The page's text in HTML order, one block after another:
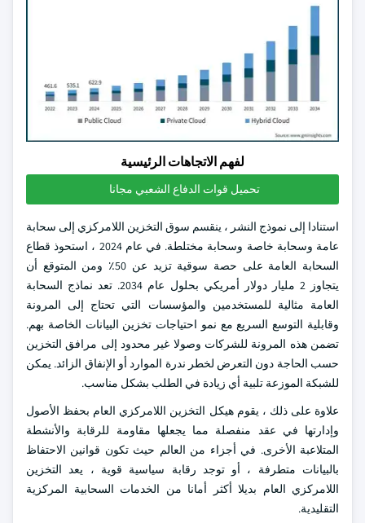
لفهم الاتجاهات الرئيسية
تحميل قوات الدفاع الشعبي مجانا
استنادا إلى نموذج النشر ، ينقسم سوق التخزين اللامركزي إلى سحابة
عامة وسحابة خاصة وسحابة مختلطة. في عام 2024 ، استحوذ قطاع
السحابة العامة على حصة سوقية تزيد عن 50٪ ومن المتوقع أن
يتجاوز 2 مليار دولار أمريكي بحلول عام 2034. تعد نماذج السحابة
العامة مثالية للمستخدمين والمؤسسات التي تحتاج إلى المرونة
وقابلية التوسع السريع مع نمو احتياجات تخزين البيانات الخاصة بهم.
تضمن هذه المرونة للشركات وصولا غير محدود إلى مرافق التخزين
حسب الحاجة دون التعرض لخطر ندرة الموارد أو الإنفاق الزائد. يمكن
للشبكة الموزعة تلبية أي زيادة في الطلب بشكل مناسب.
علاوة على ذلك ، يقوم هيكل التخزين اللامركزي العام بحفظ الأصول
وإدارتها في عقد منفصلة مما يجعلها مقاومة للرقابة والأنشطة
المتلاعبة الأخرى. في أجزاء من العالم حيث تكون قوانين الاحتفاظ
بالبيانات متطرفة ، أو توجد رقابة سياسية قوية ، يعد التخزين
اللامركزي العام بديلا أكثر أمانا من الخدمات السحابية المركزية
التقليدية.